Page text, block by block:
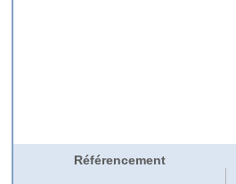
Référencement